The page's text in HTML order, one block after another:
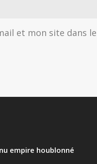
et mon site dans
empire houblonné